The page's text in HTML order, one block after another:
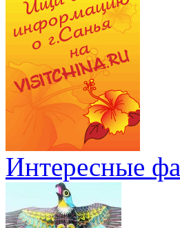
Интересные